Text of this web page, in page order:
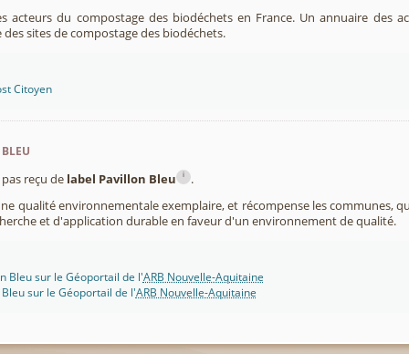
acteurs du compostage des biodéchets en France. Un annuaire des
sites de compostage des biodéchets.
Citoyen
reçu de label Pavillon Bleu i
.
qualité environnementale exemplaire, et récompense les communes,
et d'application durable en faveur d'un environnement de qualité.
Bleu sur le Géoportail de l'ARB Nouvelle-Aquitaine
sur le Géoportail de l'ARB Nouvelle-Aquitaine